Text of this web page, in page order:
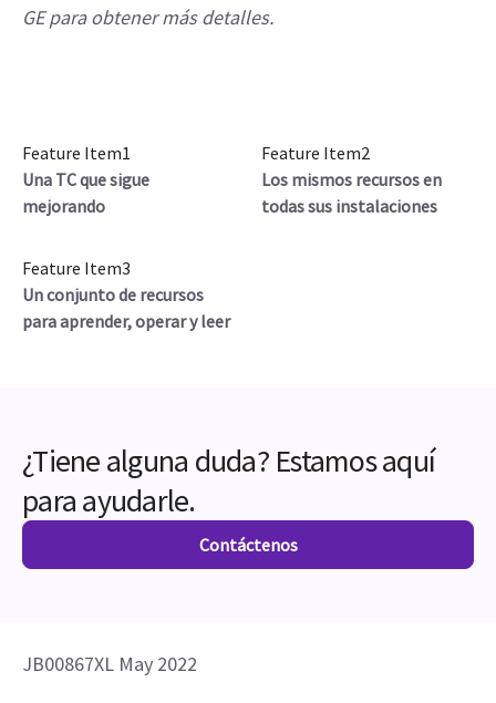
GE para obtener más detalles.
Feature Item1
Una TC que sigue
mejorando
Feature Item2
Los mismos recursos en
todas sus instalaciones
Feature Item3
Un conjunto de recursos
para aprender, operar y leer
¿Tiene alguna duda? Estamos aquí
para ayudarle.
Contáctenos
JB00867XL May 2022